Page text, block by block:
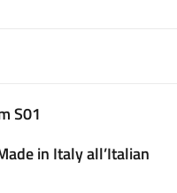
S01
in Italy all’Italian